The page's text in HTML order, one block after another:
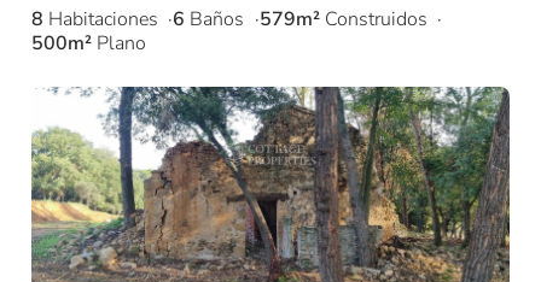
8 Habitaciones 6 Baños 579m² Construidos
500m² Plano